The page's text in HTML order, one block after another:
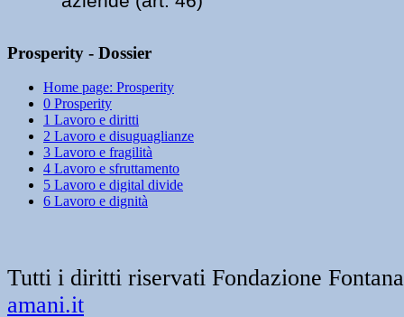
Prosperity - Dossier
Home page: Prosperity
0 Prosperity
1 Lavoro e diritti
2 Lavoro e disuguaglianze
3 Lavoro e fragilità
4 Lavoro e sfruttamento
5 Lavoro e digital divide
6 Lavoro e dignità
Tutti i diritti riservati Fondazione
amani.it